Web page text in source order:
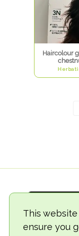
This
ensure you
Haircolour